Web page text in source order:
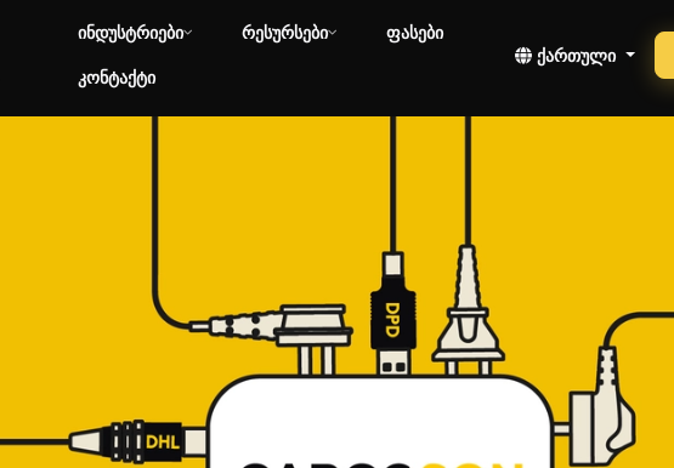
ინდუსტრიები რესურსები
ფასები
კონტაქტი
ქართული